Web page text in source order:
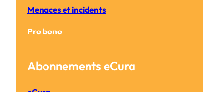
Menaces et incidents
Pro bono
Abonnements eCura